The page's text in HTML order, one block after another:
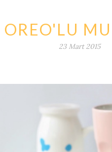
OREO'LU
23 Mart 2015